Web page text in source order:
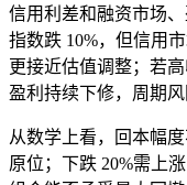
信用利差和融资市场
指数跌 10%，但信用
更接近估值调整；若
盈利持续下修，周期风
从数学上看，回本幅
原位；下跌 20%需上